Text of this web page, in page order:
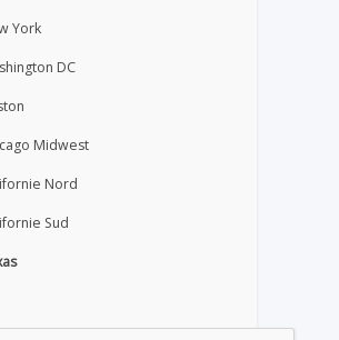
York
DC
Midwest
Nord
Sud